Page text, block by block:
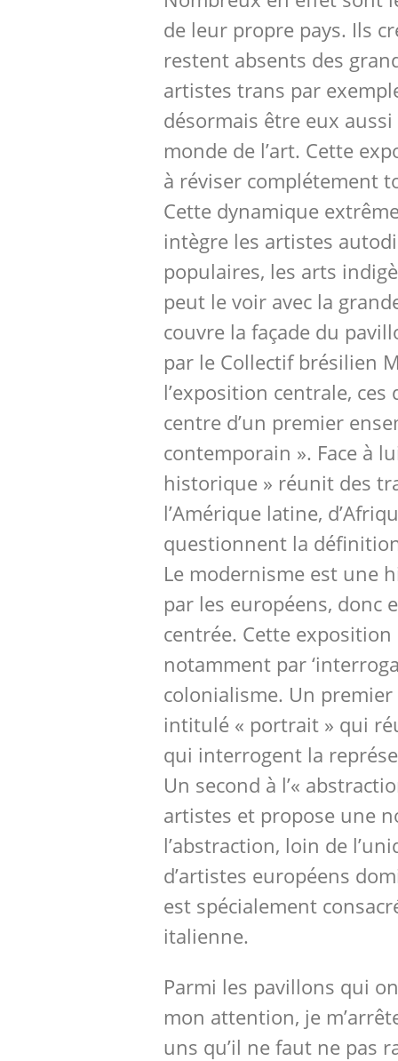
de leur propre pays. Ils
restent absents des
artistes trans par
désormais être eux
monde de l’art. Cette
à réviser complétement
Cette dynamique
intègre les artistes
populaires, les arts
peut le voir avec la
couvre la façade du
par le Collectif brésilien
l’exposition centrale,
centre d’un premier
contemporain ». Face à
historique » réunit des
l’Amérique latine,
questionnent la
Le modernisme est une
par les européens, donc
centrée. Cette exposition
notamment par
colonialisme. Un
intitulé « portrait » qui
qui interrogent la
Un second à l’«
artistes et propose une
l’abstraction, loin de
d’artistes européens
est spécialement
italienne.
Parmi les pavillons qui
mon attention, je
uns qu’il ne faut ne pas